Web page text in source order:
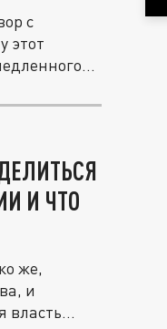
с
этот
И ЧТО
же,
и
власть...